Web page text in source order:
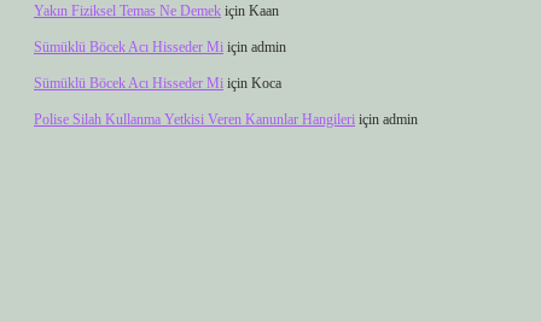
Yakın Fiziksel Temas Ne Demek için Kaan
Sümüklü Böcek Acı Hisseder Mi için admin
Sümüklü Böcek Acı Hisseder Mi için Koca
Polise Silah Kullanma Yetkisi Veren Kanunlar Hangileri için admin